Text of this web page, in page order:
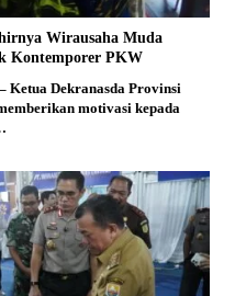
Wirausaha Muda
Kontemporer PKW
Ketua Dekranasda Provinsi
motivasi kepada